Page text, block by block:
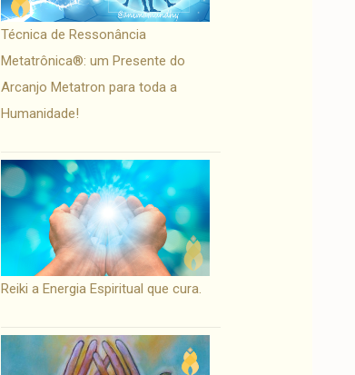
Técnica de Ressonância
Metatrônica®: um Presente do
Arcanjo Metatron para toda a
Humanidade!
Reiki a Energia Espiritual que cura.